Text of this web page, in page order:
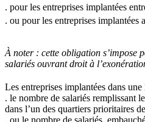
. pour les entreprises implantées
. ou pour les entreprises implantées
À noter : cette obligation s’impose
salariés ouvrant droit à
Les entreprises implantées dans
. le nombre de salariés remplissant
dans l’un des quartiers prioritaires